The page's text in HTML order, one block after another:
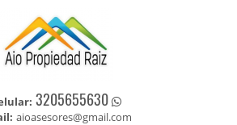
3205655630
aioasesores@gmail.com